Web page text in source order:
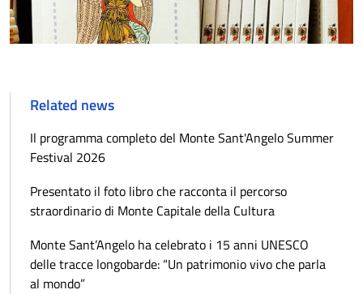
Related news
Il programma completo del Monte Sant'Angelo Summer
Festival 2026
Presentato il foto libro che racconta il percorso
straordinario di Monte Capitale della Cultura
Monte Sant’Angelo ha celebrato i 15 anni UNESCO
delle tracce longobarde: “Un patrimonio vivo che parla
al mondo”